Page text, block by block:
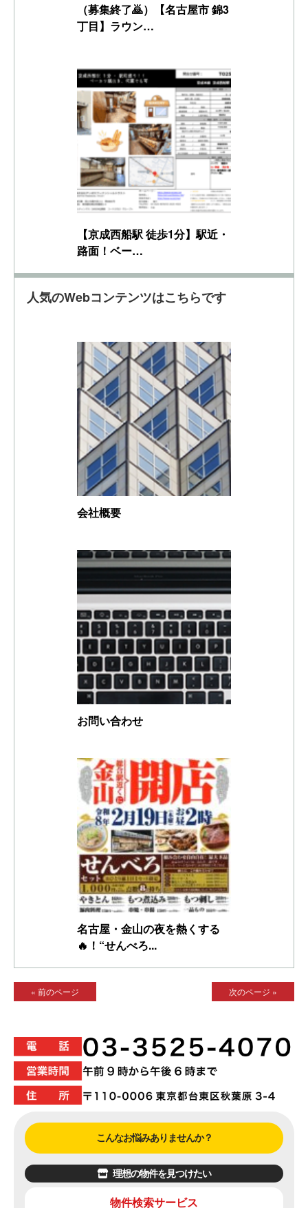
（募集終了🙇）【名古屋市 錦3
丁目】ラウン…
【京成西船駅 徒歩1分】駅近・
路面！ベー…
人気のWebコンテンツはこちらです
会社概要
お問い合わせ
名古屋・金山の夜を熱くする
🔥！“せんべろ...
« 前のページ 次のページ »
こんなお悩みありませんか？
理想の物件を見つけたい
物件検索サービス